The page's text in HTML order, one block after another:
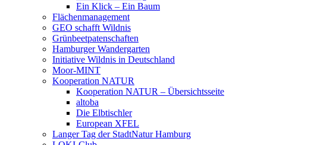
Ein Klick – Ein Baum
Flächenmanagement
GEO schafft Wildnis
Grünbeetpatenschaften
Hamburger Wandergarten
Initiative Wildnis in Deutschland
Moor-MINT
Kooperation NATUR
Kooperation NATUR – Übersichtsseite
altoba
Die Elbtischler
European XFEL
Langer Tag der StadtNatur Hamburg